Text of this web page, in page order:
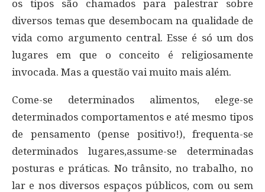
os tipos são chamados para palestrar sobre
diversos temas que desembocam na qualidade de
vida como argumento central. Esse é só um dos
lugares em que o conceito é religiosamente
invocada. Mas a questão vai muito mais além.
Come-se determinados alimentos, elege-se
determinados comportamentos e até mesmo tipos
de pensamento (pense positivo!), frequenta-se
determinados lugares,assume-se determinadas
posturas e práticas. No trânsito, no trabalho, no
lar e nos diversos espaços públicos, com ou sem